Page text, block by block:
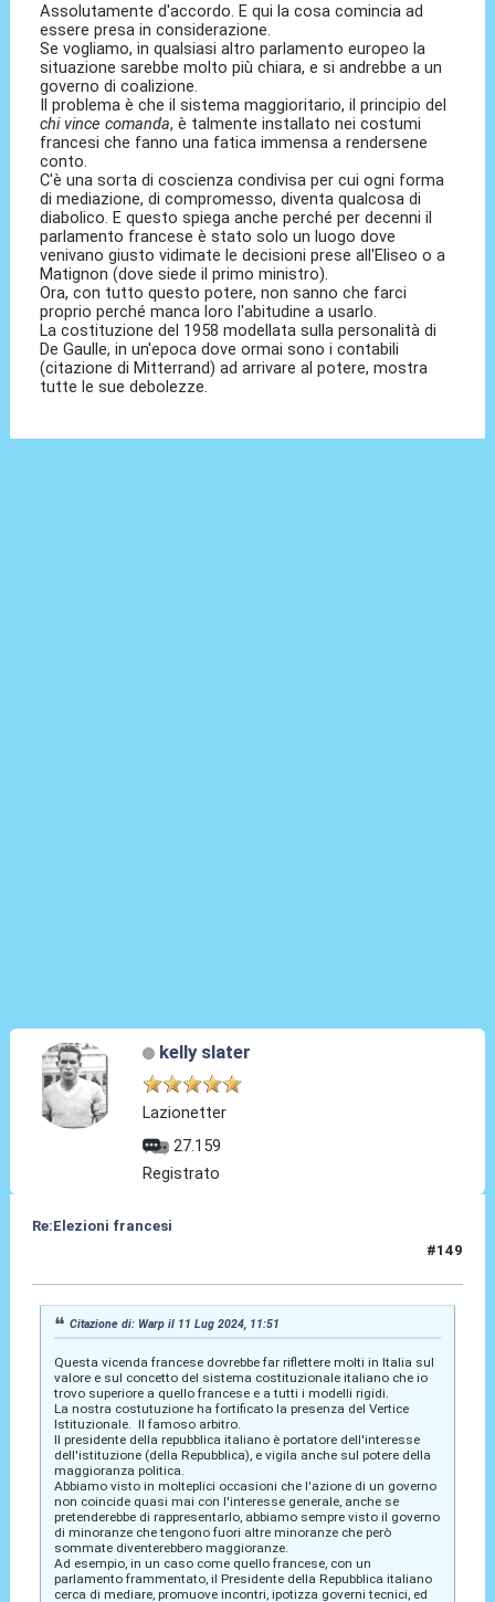
Assolutamente d'accordo. E qui la cosa comincia ad
essere presa in considerazione.
Se vogliamo, in qualsiasi altro parlamento europeo la
situazione sarebbe molto più chiara, e si andrebbe a un
governo di coalizione.
Il problema è che il sistema maggioritario, il principio del
chi vince comanda, è talmente installato nei costumi
francesi che fanno una fatica immensa a rendersene
conto.
C'è una sorta di coscienza condivisa per cui ogni forma
di mediazione, di compromesso, diventa qualcosa di
diabolico. E questo spiega anche perché per decenni il
parlamento francese è stato solo un luogo dove
venivano giusto vidimate le decisioni prese all'Eliseo o a
Matignon (dove siede il primo ministro).
Ora, con tutto questo potere, non sanno che farci
proprio perché manca loro l'abitudine a usarlo.
La costituzione del 1958 modellata sulla personalità di
De Gaulle, in un'epoca dove ormai sono i contabili
(citazione di Mitterrand) ad arrivare al potere, mostra
tutte le sue debolezze.
kelly slater
Lazionetter
27.159
Registrato
Re:Elezioni francesi
#149
Citazione di: Warp il 11 Lug 2024, 11:51
Questa vicenda francese dovrebbe far riflettere molti in Italia sul
valore e sul concetto del sistema costituzionale italiano che io
trovo superiore a quello francese e a tutti i modelli rigidi.
La nostra costutuzione ha fortificato la presenza del Vertice
Istituzionale. Il famoso arbitro.
Il presidente della repubblica italiano è portatore dell'interesse
dell'istituzione (della Repubblica), e vigila anche sul potere della
maggioranza politica.
Abbiamo visto in molteplici occasioni che l'azione di un governo
non coincide quasi mai con l'interesse generale, anche se
pretenderebbe di rappresentarlo, abbiamo sempre visto il governo
di minoranze che tengono fuori altre minoranze che però
sommate diventerebbero maggioranze.
Ad esempio, in un caso come quello francese, con un
parlamento frammentato, il Presidente della Repubblica italiano
cerca di mediare, promuove incontri, ipotizza governi tecnici, ed